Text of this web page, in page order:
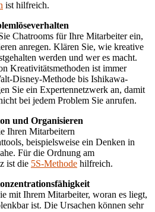
ist hilfreich.
Chatrooms für Ihre Mitarbeiter ein,
anregen. Klären Sie, wie kreative
werden und wer es macht.
Kreativitätsmethoden ist immer
Disney-Methode bis Ishikawa-
Sie ein Expertennetzwerk an, damit
bei jedem Problem Sie anrufen.
und Organisieren
Ihren Mitarbeitern
beispielsweise ein Denken in
Für die Ordnung am
ist die 5S-Methode hilfreich.
mit Ihrem Mitarbeiter, woran es liegt,
ist. Die Ursachen können sehr